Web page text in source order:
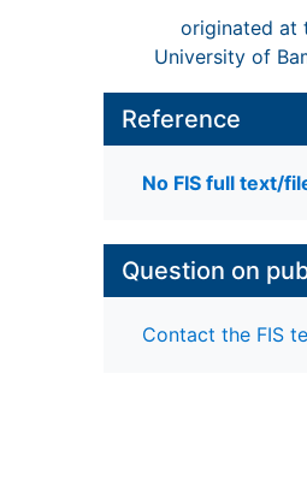
originated at
University of
Reference
No FIS full text/
Question on
Contact the FIS